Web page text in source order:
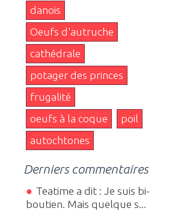
danois
Oeufs d'autruche
cathédrale
potager des princes
frugalité
oeufs à la coque
poil
autochtones
Derniers commentaires
Teatime a dit : Je suis bi-
boutien. Mais quelque s...